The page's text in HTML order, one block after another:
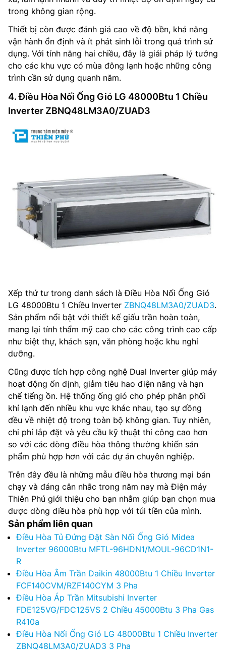
trong không gian rộng.
Thiết bị còn được đánh giá cao về độ bền, khả năng
vận hành ổn định và ít phát sinh lỗi trong quá trình sử
dụng. Với tính năng hai chiều, đây là giải pháp lý tưởng
cho các khu vực có mùa đông lạnh hoặc những công
trình cần sử dụng quanh năm.
4. Điều Hòa Nối Ống Gió LG 48000Btu 1 Chiều
Inverter ZBNQ48LM3A0/ZUAD3
Xếp thứ tư trong danh sách là Điều Hòa Nối Ống Gió
LG 48000Btu 1 Chiều Inverter ZBNQ48LM3A0/ZUAD3.
Sản phẩm nổi bật với thiết kế giấu trần hoàn toàn,
mang lại tính thẩm mỹ cao cho các công trình cao cấp
như biệt thự, khách sạn, văn phòng hoặc khu nghỉ
dưỡng.
Cũng được tích hợp công nghệ Dual Inverter giúp máy
hoạt động ổn định, giảm tiêu hao điện năng và hạn
chế tiếng ồn. Hệ thống ống gió cho phép phân phối
khí lạnh đến nhiều khu vực khác nhau, tạo sự đồng
đều về nhiệt độ trong toàn bộ không gian. Tuy nhiên,
chi phí lắp đặt và yêu cầu kỹ thuật thi công cao hơn
so với các dòng điều hòa thông thường khiến sản
phẩm phù hợp hơn với các dự án chuyên nghiệp.
Trên đây đều là những mẫu điều hòa thương mại bán
chạy và đáng cân nhắc trong năm nay mà Điện máy
Thiên Phú giới thiệu cho bạn nhằm giúp bạn chọn mua
được dòng điều hòa phù hợp với túi tiền của mình.
Sản phẩm liên quan
Điều Hòa Tủ Đứng Đặt Sàn Nối Ống Gió Midea
Inverter 96000Btu MFTL-96HDN1/MOUL-96CD1N1-
R
Điều Hòa Âm Trần Daikin 48000Btu 1 Chiều Inverter
FCF140CVM/RZF140CYM 3 Pha
Điều Hòa Áp Trần Mitsubishi Inverter
FDE125VG/FDC125VS 2 Chiều 45000Btu 3 Pha Gas
R410a
Điều Hòa Nối Ống Gió LG 48000Btu 1 Chiều Inverter
ZBNQ48LM3A0/ZUAD3 3 Pha